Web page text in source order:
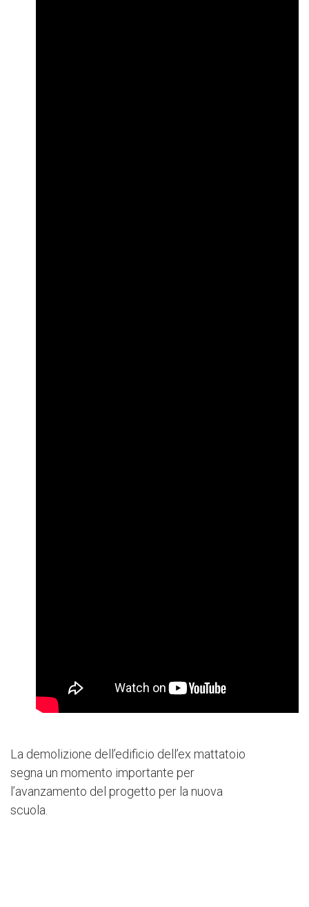
La demolizione dell’edificio dell’ex mattatoio
segna un momento importante per
l’avanzamento del progetto per la nuova
scuola.